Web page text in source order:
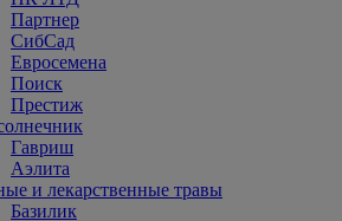
Партнер
СибСад
Евросемена
Поиск
Престиж
Гавриш
Аэлита
и лекарственные травы
Базилик